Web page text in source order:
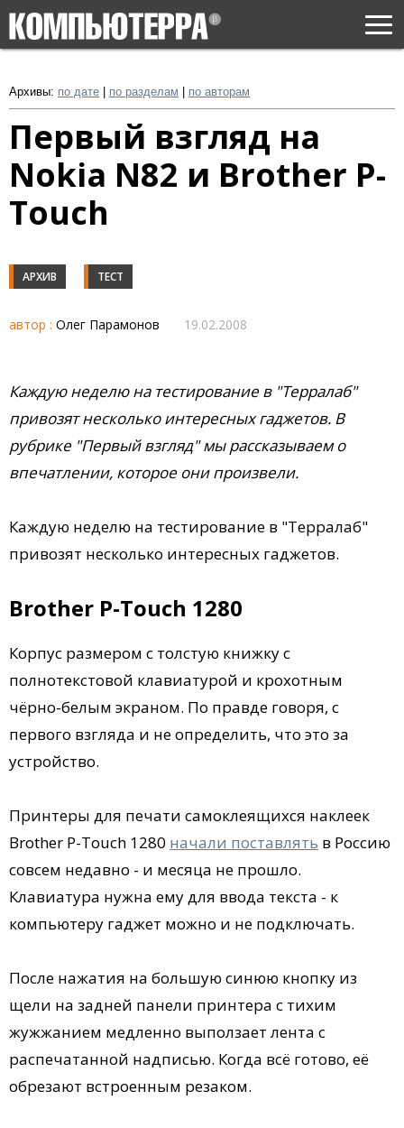
Архивы: по дате по разделам по авторам
Первый взгляд на
Nokia N82 и Brother P-
Touch
АРХИВ ТЕСТ
автор : Олег Парамонов 19.02.2008
Каждую неделю на тестирование в "Терралаб"
привозят несколько интересных гаджетов. В
рубрике "Первый взгляд" мы рассказываем о
впечатлении, которое они произвели.
Каждую неделю на тестирование в "Терралаб"
привозят несколько интересных гаджетов.
Brother P-Touch 1280
Корпус размером с толстую книжку с
полнотекстовой клавиатурой и крохотным
чёрно-белым экраном. По правде говоря, с
первого взгляда и не определить, что это за
устройство.
Принтеры для печати самоклеящихся наклеек
Brother P-Touch 1280 начали поставлять в Россию
совсем недавно - и месяца не прошло.
Клавиатура нужна ему для ввода текста - к
компьютеру гаджет можно и не подключать.
После нажатия на большую синюю кнопку из
щели на задней панели принтера с тихим
жужжанием медленно выползает лента с
распечатанной надписью. Когда всё готово, её
обрезают встроенным резаком.